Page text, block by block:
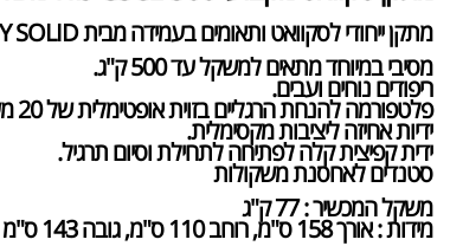
מתקן ייחודי לסקוואט ותאומים בעמידה מבית BODY SOLID
מסיבי במיוחד מתאים למשקל עד 500 ק"ג.
ריפודים נוחים ועבים.
פלטפורמה להנחת הרגליים בזוית אופטימלית של 20 מעלות למניעת לחץ על הגב התחתון.
ידיות אחיזה ליציבות מקסימלית.
ידית קפיצית קלה לפתיחה לתחילת וסיום תרגיל.
סטנדים לאחסנת משקולות
משקל המכשיר : 77 ק"ג
מידות : אורך 158 ס"מ, רוחב 110 ס"מ, גובה 143 ס"מ